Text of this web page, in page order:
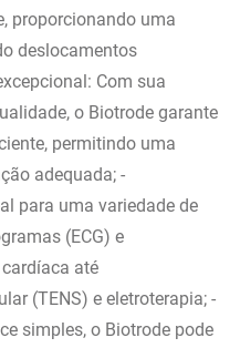
proporcionando uma
deslocamentos
Com sua
o Biotrode garante
permitindo uma
adequada; -
para uma variedade de
(ECG) e
até
(TENS) e eletroterapia; -
simples, o Biotrode pode